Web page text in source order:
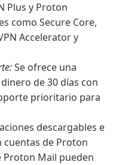
Plus y Proton
como Secure Core,
Accelerator y
Se ofrece una
de 30 días con
prioritario para
descargables e
cuentas de Proton
Proton Mail pueden